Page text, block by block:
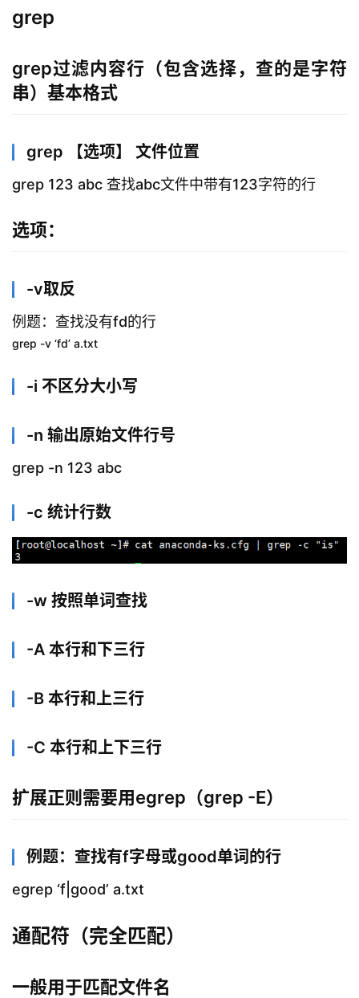
grep
grep过滤内容行（包含选择，查的是字符
串）基本格式
grep 【选项】 文件位置
grep 123 abc 查找abc文件中带有123字符的行
选项：
-v取反
例题：查找没有fd的行
grep -v ‘fd’ a.txt
-i 不区分大小写
-n 输出原始文件行号
grep -n 123 abc
-c 统计行数
-w 按照单词查找
-A 本行和下三行
-B 本行和上三行
-C 本行和上下三行
扩展正则需要用egrep（grep -E）
例题：查找有f字母或good单词的行
egrep ‘f|good’ a.txt
通配符（完全匹配）
一般用于匹配文件名